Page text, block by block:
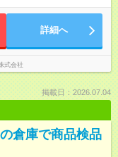
詳細へ
式会社
掲載日：2026.07.04
倉庫で商品検品